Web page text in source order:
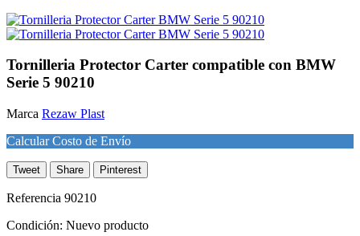
Tornilleria Protector Carter compatible con BMW
Serie 5 90210
Marca Rezaw Plast
Calcular Costo de Envío
Tweet Share Pinterest
Referencia 90210
Condición: Nuevo producto